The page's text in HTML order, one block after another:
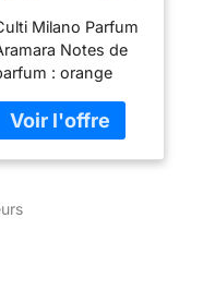
Milano Parfum
Notes de
: orange
bois de santal
de parfum
1000 ml
en